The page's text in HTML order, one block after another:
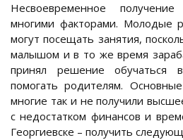
Несвоевременное
многими факторами. Молодые
могут посещать занятия,
малышом и в то же время
принял решение обучаться
помогать родителям.
многие так и не получили
с недостатком финансов и
Георгиевске – получить